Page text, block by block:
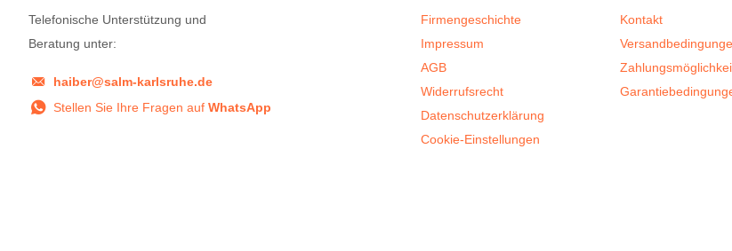
Telefonische Unterstützung und
Beratung unter:
haiber@salm-karlsruhe.de
Stellen Sie Ihre Fragen auf WhatsApp
Firmengeschichte
Impressum
AGB
Widerrufsrecht
Datenschutzerklärung
Cookie-Einstellungen
Kontakt